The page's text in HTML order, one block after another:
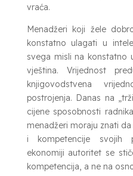
vraća.
Menadžeri koji žele
konstatno ulagati u
svega misli na konstatno
vještina. Vrijednost
knjigovodstvena
postrojenja. Danas na
cijene sposobnosti
menadžeri moraju znati
i kompetencije svojih
ekonomiji autoritet se
kompetencija, a ne na